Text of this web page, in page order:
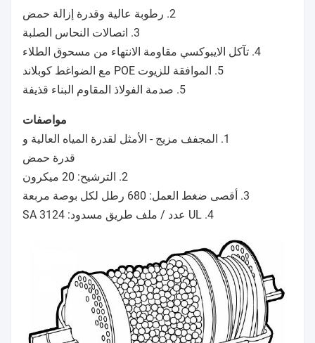
2. رطوبة عالية وقدرة إزالة حمض
3. اتصالات النحاس الصلبة
4. تآكل الايبوكسي مقاومة الانتهاء من مسحوق الطلاء
5. الموافقة للزيوت POE مع الضواغط كوبلاند
5. صدمة الفولاذ المقاوم البناء قذيفة
مواصفات
1. المجفف مزيج - الأمثل لقدرة المياه العالية و
قدرة حمض
2. الترشيح: 20 ميكرون
3. أقصى ضغط العمل: 680 رطل لكل بوصة مربعة
4. UL عدد / ملف طريق مسدود: SA 3124